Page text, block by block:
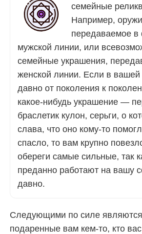
семейные
Например,
передаваемое в
мужской линии, или
семейные украшения,
женской линии. Если в
давно от поколения к
какое-нибудь украшение —
браслетик кулон, серьги, о
слава, что оно кому-то
спасло, то вам крупно
обереги самые сильные, так
преданно работают на вашу
давно.
Следующими по силе являются
подаренные вам кем-то, кто